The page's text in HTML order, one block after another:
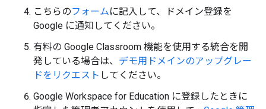
こちらのフォームに記入して、ドメイン登録を
Google に通知してください。
有料の Google Classroom 機能を使用する統合を開
発している場合は、 デモ用ドメインのアップグレー
ドをリクエスト してください。
Google Workspace for Education に登録したときに